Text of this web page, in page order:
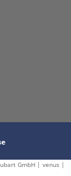
GmbH | venus |